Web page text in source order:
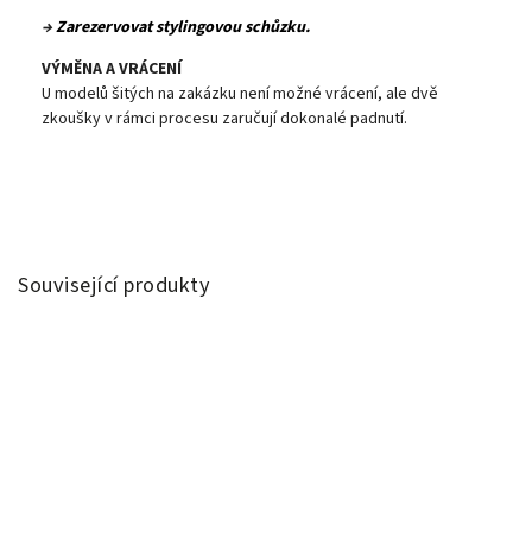
→Zarezervovat stylingovou schůzku.
VÝMĚNA A VRÁCENÍ
U modelů šitých na zakázku není možné vrácení, ale dvě
zkoušky v rámci procesu zaručují dokonalé padnutí.
Související produkty